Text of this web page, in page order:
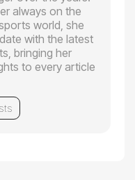
always on the
world, she
with the latest
bringing her
to every article